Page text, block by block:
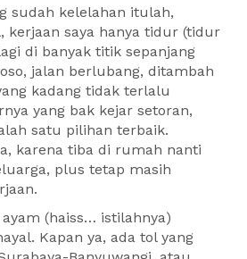
sudah kelelahan itulah,
kerjaan saya hanya tidur (tidur
di banyak titik sepanjang
jalan berlubang, ditambah
kadang tidak terlalu
yang bak kejar setoran,
satu pilihan terbaik.
karena tiba di rumah nanti
plus tetap masih
(haiss… istilahnya)
Kapan ya, ada tol yang